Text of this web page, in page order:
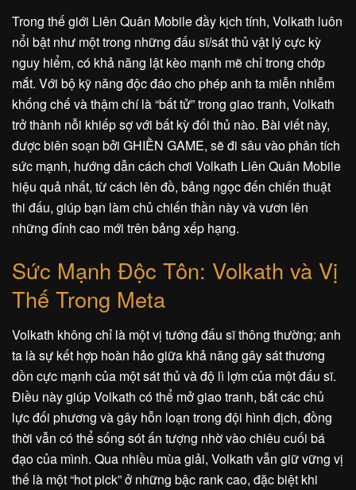
Trong thế giới Liên Quân Mobile đầy kịch tính, Volkath luôn
nổi bật như một trong những đấu sĩ/sát thủ vật lý cực kỳ
nguy hiểm, có khả năng lật kèo mạnh mẽ chỉ trong chớp
mắt. Với bộ kỹ năng độc đáo cho phép anh ta miễn nhiễm
khống chế và thậm chí là “bất tử” trong giao tranh, Volkath
trở thành nỗi khiếp sợ với bất kỳ đối thủ nào. Bài viết này,
được biên soạn bởi GHIỀN GAME, sẽ đi sâu vào phân tích
sức mạnh, hướng dẫn cách chơi Volkath Liên Quân Mobile
hiệu quả nhất, từ cách lên đồ, bảng ngọc đến chiến thuật
thi đấu, giúp bạn làm chủ chiến thần này và vươn lên
những đỉnh cao mới trên bảng xếp hạng.
Sức Mạnh Độc Tôn: Volkath và Vị
Thế Trong Meta
Volkath không chỉ là một vị tướng đấu sĩ thông thường; anh
ta là sự kết hợp hoàn hảo giữa khả năng gây sát thương
dồn cực mạnh của một sát thủ và độ lì lợm của một đấu sĩ.
Điều này giúp Volkath có thể mở giao tranh, bắt các chủ
lực đối phương và gây hỗn loạn trong đội hình địch, đồng
thời vẫn có thể sống sót ấn tượng nhờ vào chiêu cuối bá
đạo của mình. Qua nhiều mùa giải, Volkath vẫn giữ vững vị
thế là một “hot pick” ở những bậc rank cao, đặc biệt khi